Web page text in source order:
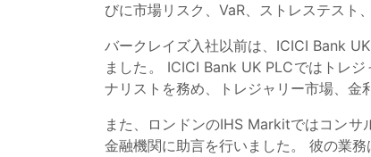
びに市場リスク、VaR、ストレステスト
バークレイズ入社以前は、ICICI Bank
ました。 ICICI Bank UK PLCではトレ
ナリストを務め、トレジャリー市場、金
また、ロンドンのIHS Markitではコンサ
金融機関に助言を行いました。 彼の業